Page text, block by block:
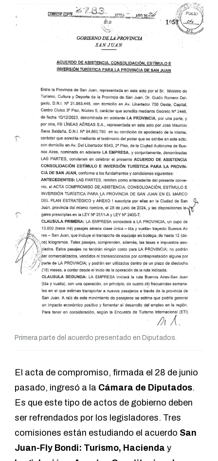
Primera parte del acuerdo presentado en Diputados.
El acta de compromiso, firmada el 28 de junio
pasado, ingresó a la Cámara de Diputados.
Es que este tipo de actos de gobierno deben
ser refrendados por los legisladores. Tres
comisiones están estudiando el acuerdo San
Juan-Fly Bondi: Turismo, Hacienda y